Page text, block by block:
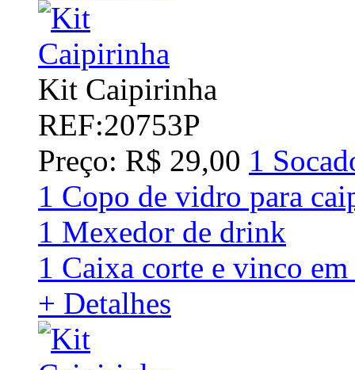
Kit Caipirinha
REF:20753P
Preço: R$ 29,00 1
1 Copo de vidro para
1 Mexedor de drink
1 Caixa corte e vinco
+ Detalhes